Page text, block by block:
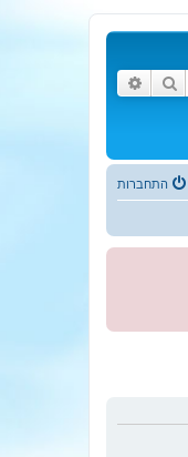
חיפוש
התחברות